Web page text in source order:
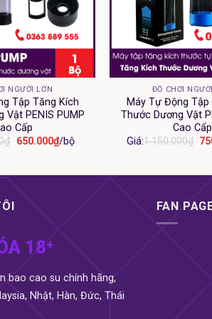
sản phẩm: Silicon y tế mềm mịn + ABS
23,8cm.
3,5cm.
NGƯỜI LỚN
Tập Tăng Kích
Vật PENIS PUMP
Cấp
₫ Giá
650.000₫Giá
hiện
/bộ
+
ĐỒ CHƠI
Máy Tự Động Tập
Thước Dương Vật
Cao Cấp
Giá:1.150.000₫
18⁺
bao cao su chính hãng,
Nhật, Hàn, Đức, Thái
FAN